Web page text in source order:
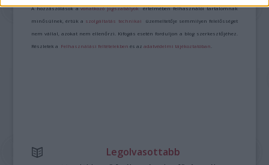
A hozzászólások avonatkozó jogszabályokértelmében felhasználói tartalomnak
minősülnek, értük a szolgáltatás technikai üzemeltetője semmilyen felelősséget
nem vállal, azokat nem ellenőrzi. Kifogás esetén forduljon a blog szerkesztőjéhez.
Részletek a Felhasználási feltételekben és azadatvédelmi tájékoztatóban
Legolvasottabb